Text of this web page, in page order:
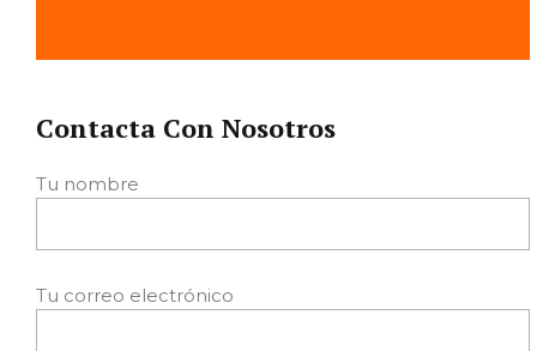
Contacta Con Nosotros
Tu nombre
Tu correo electrónico